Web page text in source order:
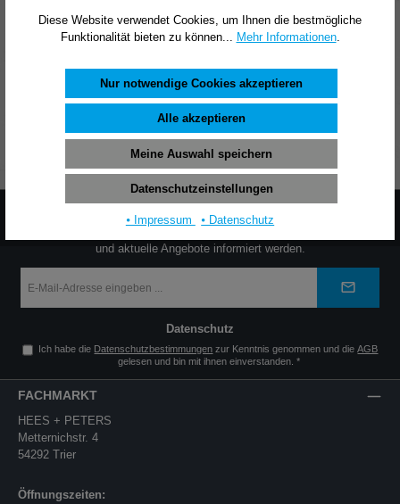
15,59 €*
In den Warenkorb
NEWSLETTER
Jetzt den Newsletter abonnieren und zuverlässig über neue Produkte
und aktuelle Angebote informiert werden.
Mail-
Datenschutz
Ich habe die Datenschutzbestimmungen zur Kenntnis genommen und dieAGB
gelesen und bin mit ihnen einverstanden. *
FACHMARKT
HEES + PETERS
Metternichstr. 4
54292 Trier
Öffnungszeiten:
Diese Website verwendet Cookies, um Ihnen die bestmögliche
Funktionalität bieten zu können... Mehr Informationen.
Nur notwendige Cookies akzeptieren
Alle akzeptieren
Meine Auswahl speichern
Datenschutzeinstellungen
⦁ Impressum ⦁ Datenschutz